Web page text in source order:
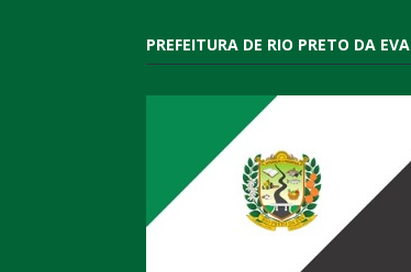
PREFEITURA DE RIO PRETO DA EVA